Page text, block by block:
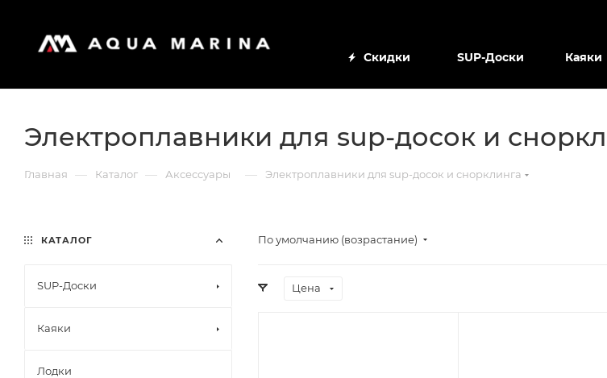
Скидки SUP-Доски Каяки
Электроплавники для sup-досок и
Главная — Каталог — Аксессуары — Электроплавники для sup-досок и снорклинга
По умолчанию (возрастание)
Цена
КАТАЛОГ
SUP-Доски
Каяки
Лодки